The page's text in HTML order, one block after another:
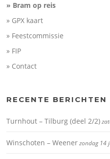
» Bram op reis
» GPX kaart
» Feestcommissie
» FIP
» Contact
RECENTE BERICHTEN
Turnhout – Tilburg (deel 2/2)
Winschoten – Weenerzondag 14